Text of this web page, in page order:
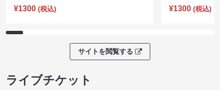
¥1300 (税込)
¥1300 (税込)
サイトを閲覧する
ライブチケット